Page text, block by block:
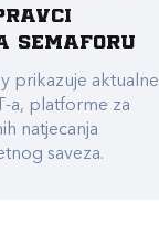
Semaforu
prikazuje aktualne
a, platforme za
natjecanja
saveza.